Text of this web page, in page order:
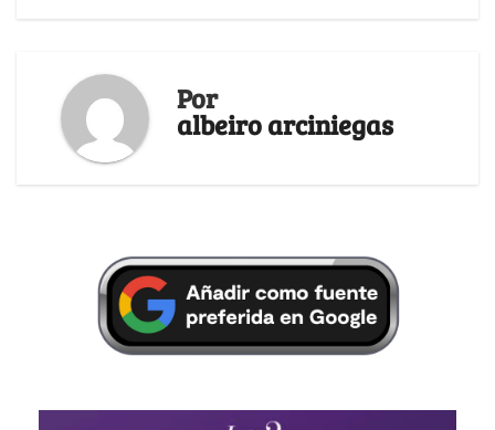
Por
albeiro arciniegas